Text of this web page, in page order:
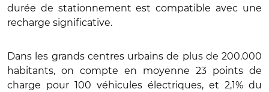
durée de stationnement est compatible avec une
recharge significative.
Dans les grands centres urbains de plus de 200.000
habitants, on compte en moyenne 23 points de
charge pour 100 véhicules électriques, et 2,1% du